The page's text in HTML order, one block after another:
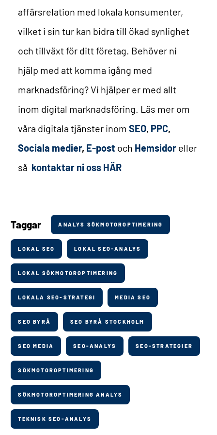
affärsrelation med lokala konsumenter,
vilket i sin tur kan bidra till ökad synlighet
och tillväxt för ditt företag. Behöver ni
hjälp med att komma igång med
marknadsföring? Vi hjälper er med allt
inom digital marknadsföring. Läs mer om
våra digitala tjänster inomSEO, PPC,
Sociala medier, E-post och Hemsidor eller
så kontaktar ni oss HÄR
Taggar ANALYS SÖKMOTOROPTIMERING
LOKAL SEO LOKAL SEO-ANALYS
LOKAL SÖKMOTOROPTIMERING
LOKALA SEO-STRATEGI MEDIA SEO
SEO BYRÅ SEO BYRÅ STOCKHOLM
SEO MEDIA SEO-ANALYS SEO-STRATEGIER
SÖKMOTOROPTIMERING
SÖKMOTOROPTIMERING ANALYS
TEKNISK SEO-ANALYS